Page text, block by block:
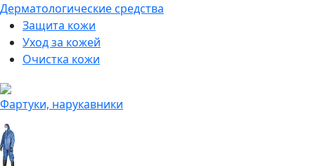
Дерматологические средства
Защита кожи
Уход за кожей
Очистка кожи
Фартуки, нарукавники